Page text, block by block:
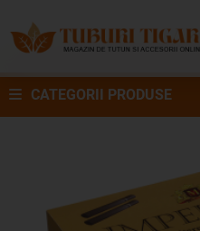
CATEGORII PRODUSE